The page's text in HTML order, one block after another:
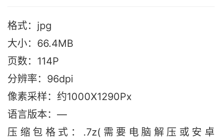
格式：jpg
大小：66.4MB
页数：114P
分辨率：96dpi
像素采样：约1000X1290Px
语言版本：—
压缩包格式：.7z(需要电脑解压或安卓